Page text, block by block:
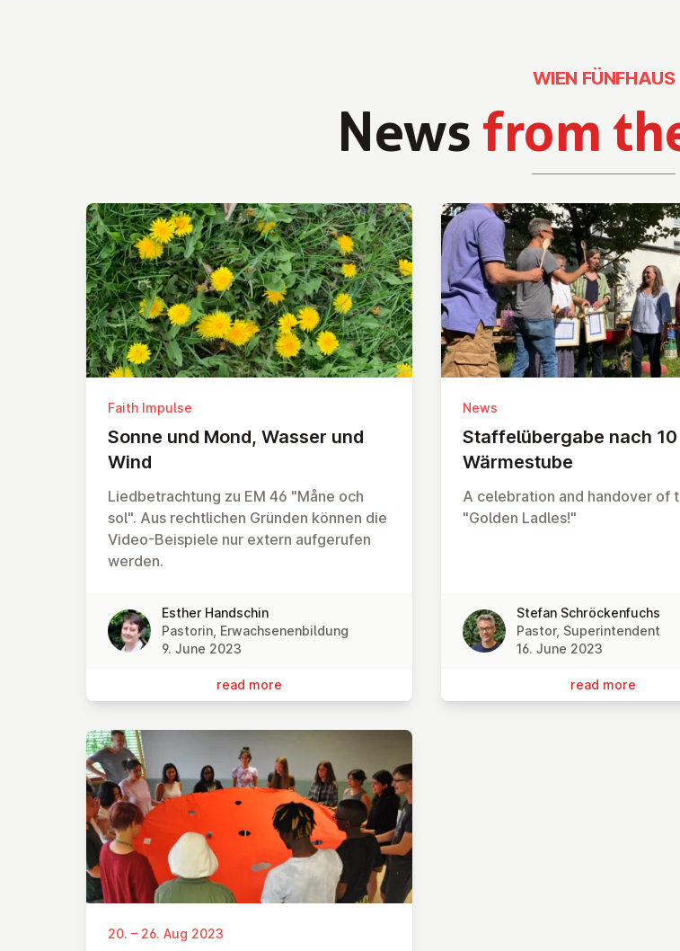
News from
WIEN FÜNFHAUS
Faith Impulse
Sonne und Mond, Wasser und
Wind
Liedbetrachtung zu EM 46 "Måne och
sol". Aus rechtlichen Gründen können die
Video-Beispiele nur extern aufgerufen
werden.
Esther Handschin
Pastorin, Erwachsenenbildung
9. June 2023
read more
News
Staffelüber­gabe nach
Wärmes­tube
A celebration and handover of
"Golden Ladles!"
Stefan Schröckenfuchs
Pastor, Superintendent
16. June 2023
read more
20. – 26. Aug 2023